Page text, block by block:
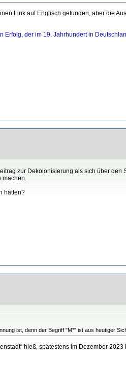
Link auf Englisch gefunden, aber die
der im 19. Jahrhundert in
zur Dekolonisierung als sich über den
hätten?
ist, denn der Begriff "M*" ist aus heutiger
hieß, spätestens im Dezember